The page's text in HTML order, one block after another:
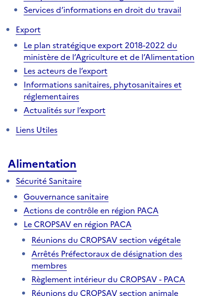
Services d’informations en droit du travail
Export
Le plan stratégique export 2018-2022 du
ministère de l’Agriculture et de l’Alimentation
Les acteurs de l’export
Informations sanitaires, phytosanitaires et
réglementaires
Actualités sur l’export
Liens Utiles
Alimentation
Sécurité Sanitaire
Gouvernance sanitaire
Actions de contrôle en région PACA
Le CROPSAV en région PACA
Réunions du CROPSAV section végétale
Arrêtés Préfectoraux de désignation des
membres
Règlement intérieur du CROPSAV - PACA
Réunions du CROPSAV section animale